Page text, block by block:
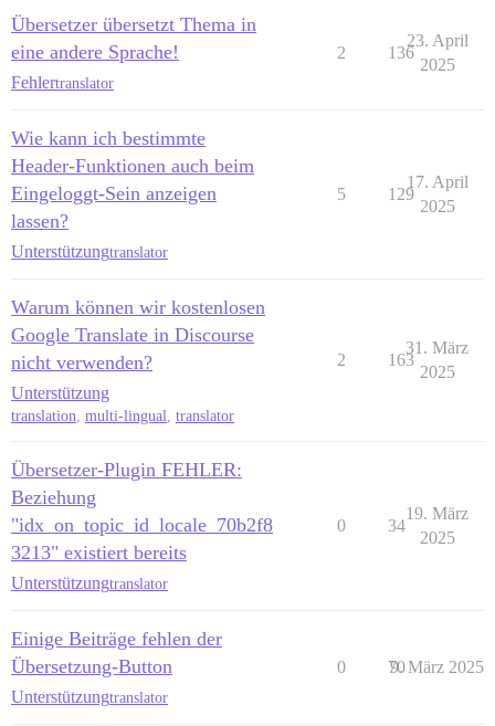
Übersetzer übersetzt Thema in
eine andere Sprache!
Fehlertranslator
2 136
23. April
2025
Wie kann ich bestimmte
Header-Funktionen auch beim
Eingeloggt-Sein anzeigen
lassen?
Unterstützungtranslator
5 129
17. April
2025
Warum können wir kostenlosen
Google Translate in Discourse
nicht verwenden?
Unterstützung
translation, multi-lingual, translator
2 163
31. März
2025
Übersetzer-Plugin FEHLER:
Beziehung
"idx_on_topic_id_locale_70b2f8
3213" existiert bereits
Unterstützungtranslator
0 34
19. März
2025
Einige Beiträge fehlen der
Übersetzung-Button
Unterstützungtranslator
0 70
9. März 2025